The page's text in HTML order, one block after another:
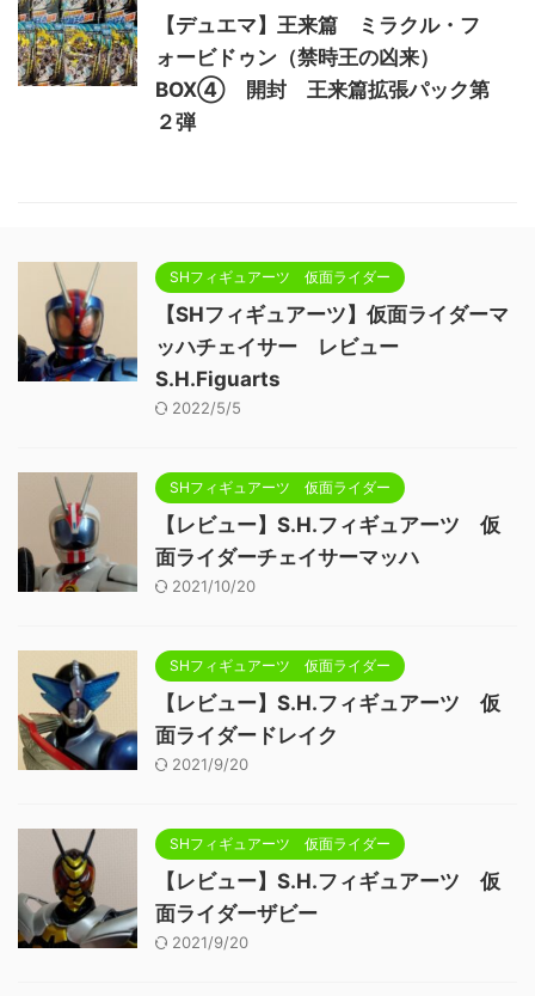
【デュエマ】王来篇 ミラクル・フ
ォービドゥン（禁時王の凶来）
BOX④ 開封 王来篇拡張パック第
２弾
SHフィギュアーツ 仮面ライダー
【SHフィギュアーツ】仮面ライダーマ
ッハチェイサー レビュー
S.H.Figuarts
2022/5/5
SHフィギュアーツ 仮面ライダー
【レビュー】S.H.フィギュアーツ 仮
面ライダーチェイサーマッハ
2021/10/20
SHフィギュアーツ 仮面ライダー
【レビュー】S.H.フィギュアーツ 仮
面ライダードレイク
2021/9/20
SHフィギュアーツ 仮面ライダー
【レビュー】S.H.フィギュアーツ 仮
面ライダーザビー
2021/9/20